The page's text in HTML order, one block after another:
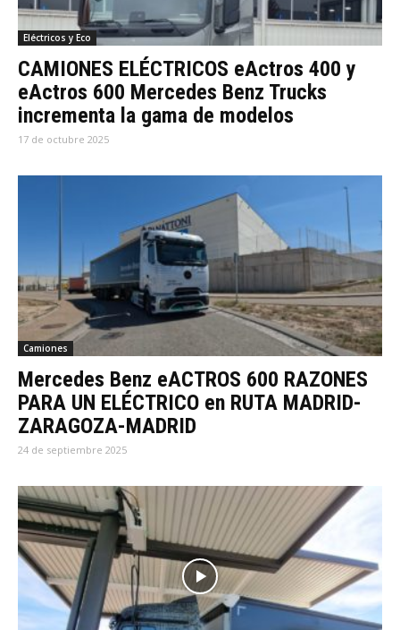
Eléctricos y Eco
CAMIONES ELÉCTRICOS eActros 400 y
eActros 600 Mercedes Benz Trucks
incrementa la gama de modelos
17 de octubre 2025
Camiones
Mercedes Benz eACTROS 600 RAZONES
PARA UN ELÉCTRICO en RUTA MADRID-
ZARAGOZA-MADRID
24 de septiembre 2025